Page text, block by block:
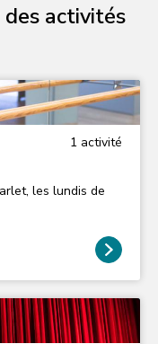
activités
1 activité
les lundis de